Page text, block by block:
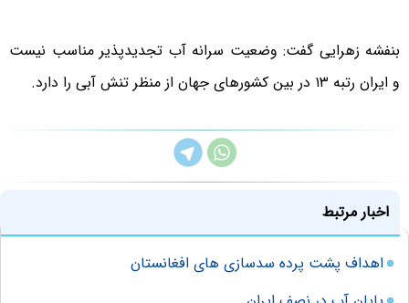
بنفشه زهرایی گفت: وضعیت سرانه آب تجدیدپذیر مناسب نیست
و ایران رتبه ۱۳ در بین کشورهای جهان از منظر تنش آبی را دارد.
اخبار مرتبط
اهداف پشت پرده سدسازی‌ های افغانستان